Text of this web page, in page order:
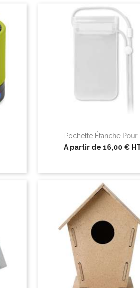
Pochette Étanche Pour...
A partir de 16,00 €